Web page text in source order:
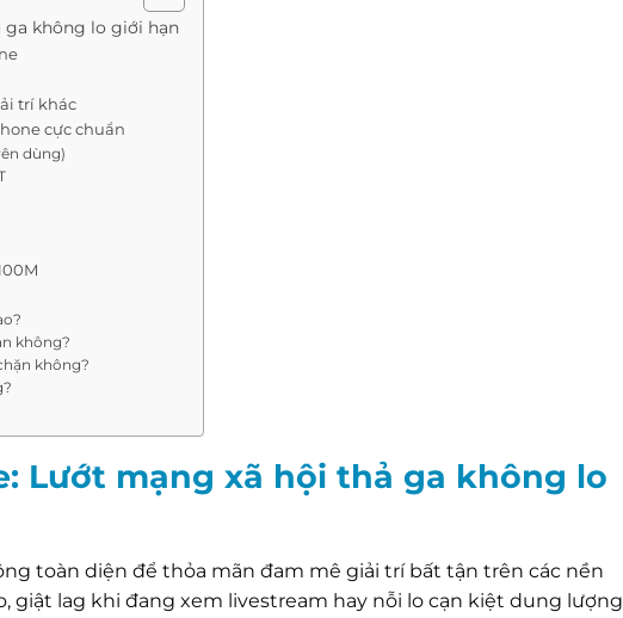
ga không lo giới hạn
trí khác
cực chuẩn
dùng)
không?
không?
Lướt mạng xã hội thả ga không lo
toàn diện để thỏa mãn đam mê giải trí bất tận trên các nền
giật lag khi đang xem livestream hay nỗi lo cạn kiệt dung lượng